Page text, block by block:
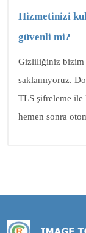
Hizmetinizi
güvenli mi?
Gizliliğiniz bizim
saklamıyoruz.
TLS şifreleme ile
hemen sonra